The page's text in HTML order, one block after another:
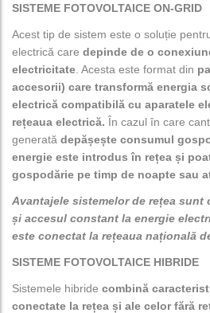
SISTEME FOTOVOLTAICE ON-GRID
Acest tip de sistem este o soluție
electrică care depinde de o
electricitate . Acesta este format din
accesorii) care transformă energia
electrică compatibilă cu aparatele
rețeaua electrică. În cazul în care
generată depășește consumul
energie este introdus în rețea și
gospodărie pe timp de noapte sau
Avantajele sistemelor de rețea
și accesul constant la energie
este conectat la rețeaua națională
SISTEME FOTOVOLTAICE HIBRIDE
Sistemele hibride combină
conectate la rețea și ale celor fără